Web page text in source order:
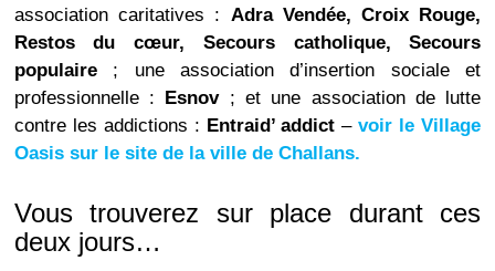
association caritatives : Adra Vendée, Croix Rouge,
Restos du cœur, Secours catholique, Secours
populaire; une association d’insertion sociale et
professionnelle :
Esnov; et une association de lutte
contre les addictions : Entraid’ addict –voir le Village
Oasis sur le site de la ville de Challans.
Vous trouverez sur place durant ces
deux jours…